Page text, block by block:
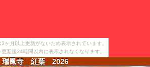
ヶ月以上更新がないため表示されています。
新後24時間以内に表示されなくなります。
瑞鳳寺 紅葉 2026